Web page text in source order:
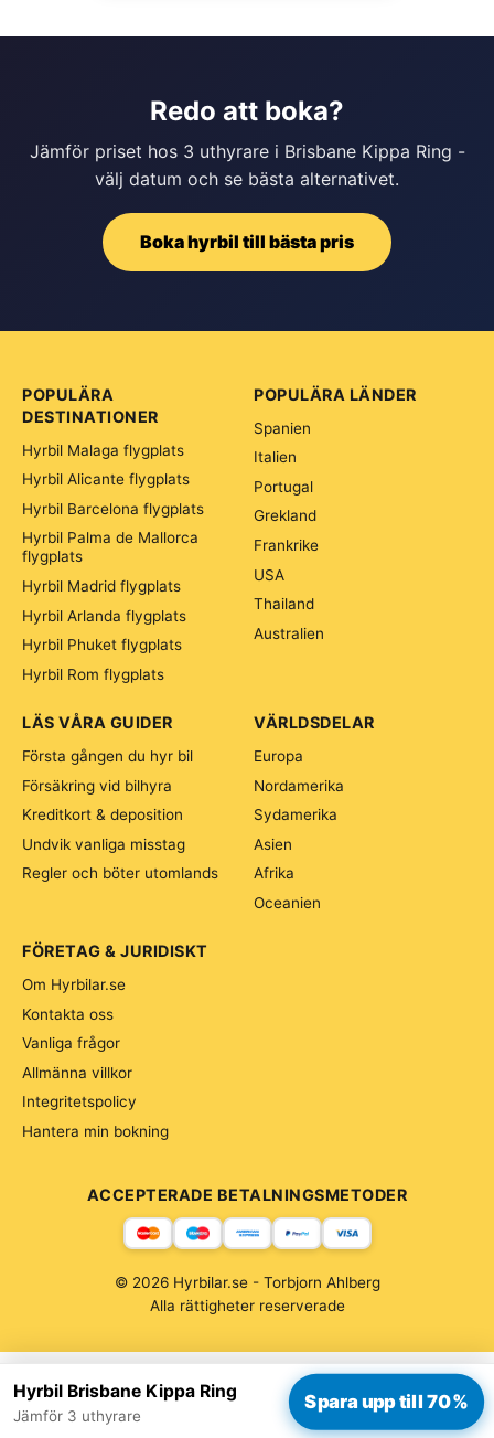
Redo att boka?
Jämför priset hos 3 uthyrare i Brisbane Kippa Ring -
välj datum och se bästa alternativet.
Boka hyrbil till bästa pris
Hyrbil Brisbane Kippa Ring
Jämför 3 uthyrare
Spara upp till 70%
POPULÄRA
DESTINATIONER
Hyrbil Malaga flygplats
Hyrbil Alicante flygplats
Hyrbil Barcelona flygplats
Hyrbil Palma de Mallorca
flygplats
Hyrbil Madrid flygplats
Hyrbil Arlanda flygplats
Hyrbil Phuket flygplats
Hyrbil Rom flygplats
POPULÄRA LÄNDER
Spanien
Italien
Portugal
Grekland
Frankrike
USA
Thailand
Australien
VÄRLDSDELAR
Europa
Nordamerika
Sydamerika
Asien
Afrika
Oceanien
LÄS VÅRA GUIDER
Första gången du hyr bil
Försäkring vid bilhyra
Kreditkort & deposition
Undvik vanliga misstag
Regler och böter utomlands
FÖRETAG & JURIDISKT
Om Hyrbilar.se
Kontakta oss
Vanliga frågor
Allmänna villkor
Integritetspolicy
Hantera min bokning
ACCEPTERADE BETALNINGSMETODER
© 2026 Hyrbilar.se - Torbjorn Ahlberg
Alla rättigheter reserverade